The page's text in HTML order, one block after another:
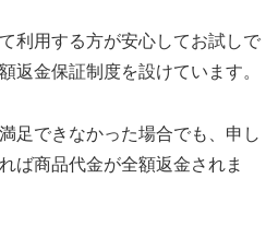
利用する方が安心してお試しで
返金保証制度を設けています。
足できなかった場合でも、申し
ば商品代金が全額返金されま